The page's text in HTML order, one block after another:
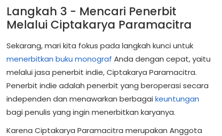
Langkah 3 - Mencari Penerbit
Melalui Ciptakarya Paramacitra
Sekarang, mari kita fokus pada langkah kunci untuk
menerbitkan buku monograf Anda dengan cepat, yaitu
melalui jasa penerbit indie, Ciptakarya Paramacitra.
Penerbit indie adalah penerbit yang beroperasi secara
independen dan menawarkan berbagai keuntungan
bagi penulis yang ingin menerbitkan karyanya.
Karena Ciptakarya Paramacitra merupakan Anggota